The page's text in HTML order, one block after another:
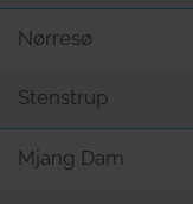
Nørresø
Stenstrup
Mjang Dam